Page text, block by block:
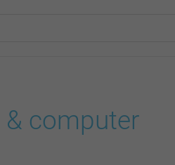
computer